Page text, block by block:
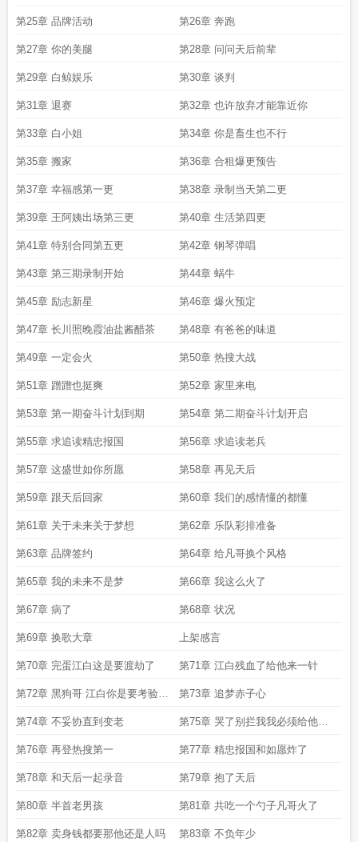
第25章 品牌活动 第26章 奔跑
第27章 你的美腿 第28章 问问天后前辈
第29章 白鲸娱乐 第30章 谈判
第31章 退赛 第32章 也许放弃才能靠近你
第33章 白小姐 第34章 你是畜生也不行
第35章 搬家 第36章 合租爆更预告
第37章 幸福感第一更 第38章 录制当天第二更
第39章 王阿姨出场第三更 第40章 生活第四更
第41章 特别合同第五更 第42章 钢琴弹唱
第43章 第三期录制开始 第44章 蜗牛
第45章 励志新星 第46章 爆火预定
第47章 长川照晚霞油盐酱醋茶 第48章 有爸爸的味道
第49章 一定会火 第50章 热搜大战
第51章 蹭蹭也挺爽 第52章 家里来电
第53章 第一期奋斗计划到期 第54章 第二期奋斗计划开启
第55章 求追读精忠报国 第56章 求追读老兵
第57章 这盛世如你所愿 第58章 再见天后
第59章 跟天后回家 第60章 我们的感情懂的都懂
第61章 关于未来关于梦想 第62章 乐队彩排准备
第63章 品牌签约 第64章 给凡哥换个风格
第65章 我的未来不是梦 第66章 我这么火了
第67章 病了 第68章 状况
第69章 换歌大章 上架感言
第70章 完蛋江白这是要渡劫了 第71章 江白残血了给他来一针
第72章 黑狗哥 江白你是要考验我
的演技吗
第73章 追梦赤子心
第74章 不妥协直到变老 第75章 哭了别拦我我必须给他满
分
第76章 再登热搜第一 第77章 精忠报国和如愿炸了
第78章 和天后一起录音 第79章 抱了天后
第80章 半首老男孩 第81章 共吃一个勺子凡哥火了
第82章 卖身钱都要那他还是人吗 第83章 不负年少